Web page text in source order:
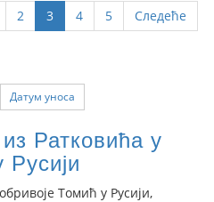
2 3 4 5
Следеће
Датум уноса
Ратковића у
Томић у Русији,